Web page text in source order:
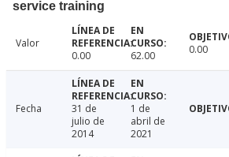
service training
Valor
0.00
62.00 0.00
Fecha
31 de
julio de
2014
1 de
abril de
2021